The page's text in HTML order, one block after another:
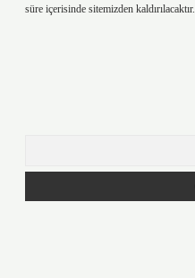
süre içerisinde sitemizden kaldırılacaktır.